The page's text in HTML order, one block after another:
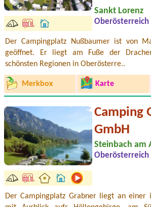
Sankt Lorenz
Oberösterreich
Der Campingplatz Nußbaumer ist von
geöffnet. Er liegt am Fuße der
schönsten Regionen in Oberösterre..
Merkbox Karte
Camping
GmbH
Steinbach am
Oberösterreich
Der Campingplatz Grabner liegt an einer